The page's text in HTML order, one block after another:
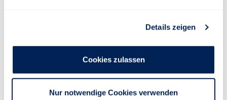
Details zeigen
Cookies zulassen
Nur notwendige Cookies verwenden